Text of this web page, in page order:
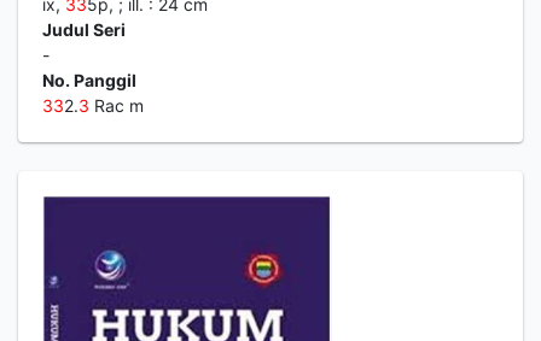
ix, 335p, ; ill. : 24 cm
Judul Seri
-
No. Panggil
332.3 Rac m